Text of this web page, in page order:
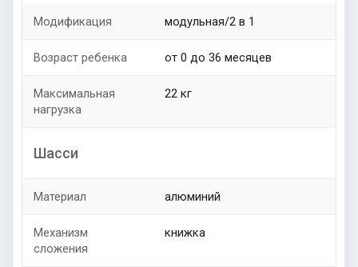
Модификация модульная/2 в 1
Возраст ребенка от 0 до 36 месяцев
Максимальная
нагрузка
22 кг
Шасси
Материал алюминий
Механизм
сложения
книжка